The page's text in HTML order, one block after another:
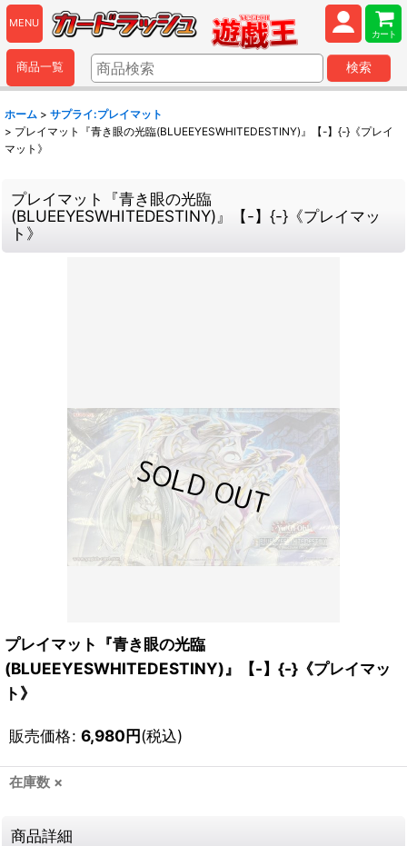
MENU
カート
商品一覧 検索
ホーム > サプライ:プレイマット
> プレイマット『青き眼の光臨(BLUEEYESWHITEDESTINY)』【-】{-}《プレイ
マット》
プレイマット『青き眼の光臨
(BLUEEYESWHITEDESTINY)』【-】{-}《プレイマッ
ト》
プレイマット『青き眼の光臨
(BLUEEYESWHITEDESTINY)』【-】{-}《プレイマッ
ト》
販売価格: 6,980円(税込)
在庫数 ×
商品詳細